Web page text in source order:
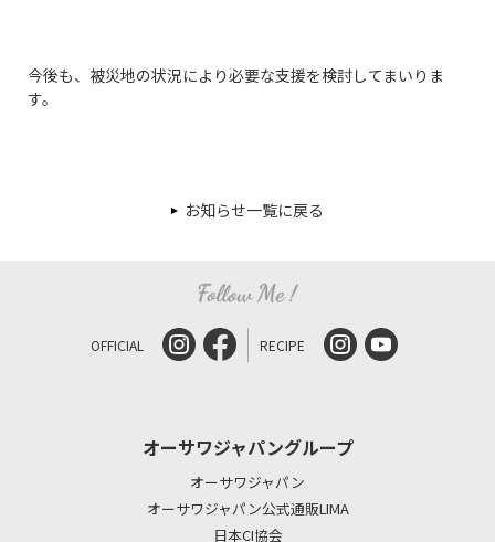
今後も、被災地の状況により必要な支援を検討してまいりま
す。
お知らせ一覧に戻る
OFFICIAL RECIPE
オーサワジャパングループ
オーサワジャパン
オーサワジャパン公式通販LIMA
日本CI協会